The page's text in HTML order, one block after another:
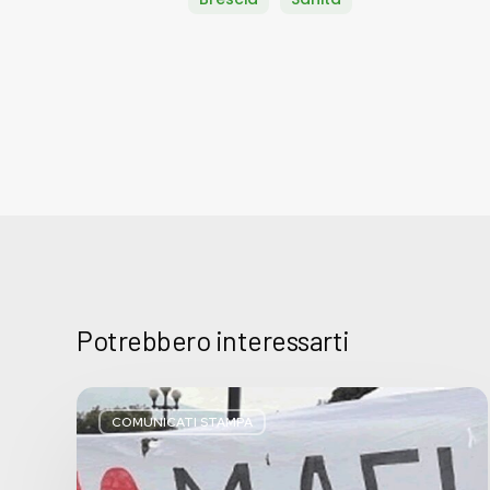
Potrebbero interessarti
COMUNICATI STAMPA
Basta
bugie,
Regione
Lombardia